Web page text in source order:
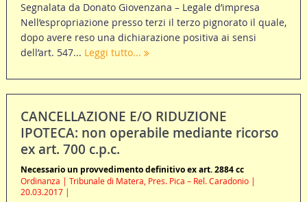
Segnalata da Donato Giovenzana – Legale d’impresa
Nell’espropriazione presso terzi il terzo pignorato il quale,
dopo avere reso una dichiarazione positiva ai sensi
dell’art. 547... Leggi tutto...
CANCELLAZIONE E/O RIDUZIONE
IPOTECA: non operabile mediante ricorso
ex art. 700 c.p.c.
Necessario un provvedimento definitivo ex art. 2884 cc
Ordinanza | Tribunale di Matera, Pres. Pica – Rel. Caradonio |
20.03.2017 |